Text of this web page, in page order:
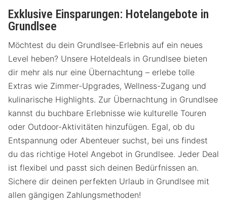
Exklusive Einsparungen: Hotelangebote in
Grundlsee
Möchtest du dein Grundlsee-Erlebnis auf ein neues
Level heben? Unsere Hoteldeals in Grundlsee bieten
dir mehr als nur eine Übernachtung – erlebe tolle
Extras wie Zimmer-Upgrades, Wellness-Zugang und
kulinarische Highlights. Zur Übernachtung in Grundlsee
kannst du buchbare Erlebnisse wie kulturelle Touren
oder Outdoor-Aktivitäten hinzufügen. Egal, ob du
Entspannung oder Abenteuer suchst, bei uns findest
du das richtige Hotel Angebot in Grundlsee. Jeder Deal
ist flexibel und passt sich deinen Bedürfnissen an.
Sichere dir deinen perfekten Urlaub in Grundlsee mit
allen gängigen Zahlungsmethoden!